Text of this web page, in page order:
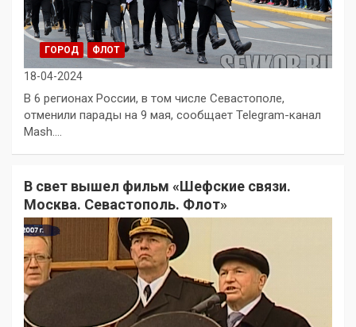
ГОРОД ФЛОТ
18-04-2024
В 6 регионах России, в том числе Севастополе,
отменили парады на 9 мая, сообщает Telegram-канал
Mash.…
В свет вышел фильм «Шефские связи.
Москва. Севастополь. Флот»